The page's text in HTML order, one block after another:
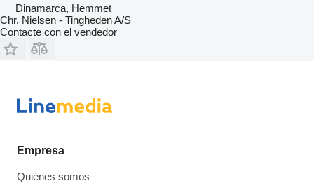
Dinamarca, Hemmet
Chr. Nielsen - Tingheden A/S
Contacte con el vendedor
Empresa
Quiénes somos